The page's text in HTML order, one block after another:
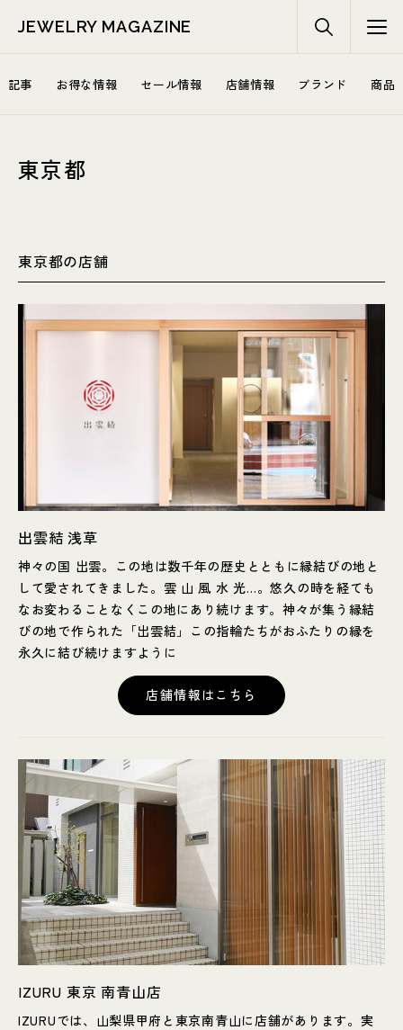
JEWELRY MAGAZINE
記事 お得な情報 セール情報 店舗情報 ブランド 商品
東京都
東京都の店舗
出雲結 浅草
神々の国 出雲。この地は数千年の歴史とともに縁結びの地と
して愛されてきました。雲 山 風 水 光…。悠久の時を経ても
なお変わることなくこの地にあり続けます。神々が集う縁結
びの地で作られた「出雲結」この指輪たちがおふたりの縁を
永久に結び続けますように
店舗情報はこちら
IZURU 東京 南青山店
IZURUでは、山梨県甲府と東京南青山に店舗があります。実